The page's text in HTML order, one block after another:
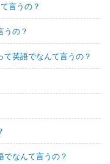
言うの？
うの？
英語でなんて言うの？
なんて言うの？